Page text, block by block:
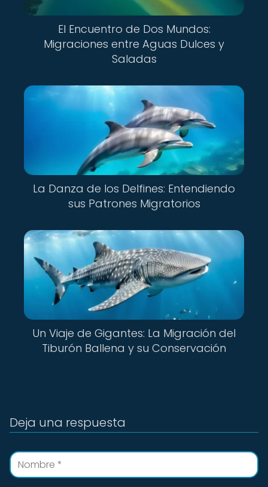
El Encuentro de Dos Mundos:
Migraciones entre Aguas Dulces y
Saladas
La Danza de los Delfines: Entendiendo
sus Patrones Migratorios
Un Viaje de Gigantes: La Migración del
Tiburón Ballena y su Conservación
Deja una respuesta